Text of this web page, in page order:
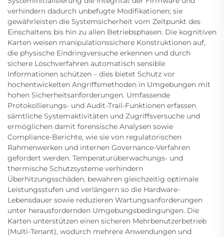
verhindern dadurch unbefugte Modifikationen; sie
gewährleisten die Systemsicherheit vom Zeitpunkt des
Einschaltens bis hin zu allen Betriebsphasen. Die kognitiven
Karten weisen manipulationssichere Konstruktionen auf,
die physische Eindringversuche erkennen und durch
sichere Löschverfahren automatisch sensible
Informationen schützen – dies bietet Schutz vor
hochentwickelten Angriffsmethoden in Umgebungen mit
hohen Sicherheitsanforderungen. Umfassende
Protokollierungs- und Audit-Trail-Funktionen erfassen
sämtliche Systemaktivitäten und Zugriffsversuche und
ermöglichen damit forensische Analysen sowie
Compliance-Berichte, wie sie von regulatorischen
Rahmenwerken und internen Governance-Verfahren
gefordert werden. Temperaturüberwachungs- und
thermische Schutzsysteme verhindern
Überhitzungsschäden, bewahren gleichzeitig optimale
Leistungsstufen und verlängern so die Hardware-
Lebensdauer sowie reduzieren Wartungsanforderungen
unter herausfordernden Umgebungsbedingungen. Die
Karten unterstützen einen sicheren Mehrbenutzerbetrieb
(Multi-Tenant), wodurch mehrere Anwendungen und